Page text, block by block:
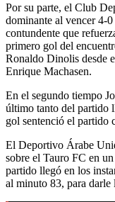
Por su parte, el Club
dominante al vencer 4-
contundente que
primero gol del
Ronaldo Dinolis desde
Enrique Machasen.
En el segundo tiempo
último tanto del partido
gol sentenció el partido
El Deportivo Árabe
sobre el Tauro FC en
partido llegó en los
al minuto 83, para